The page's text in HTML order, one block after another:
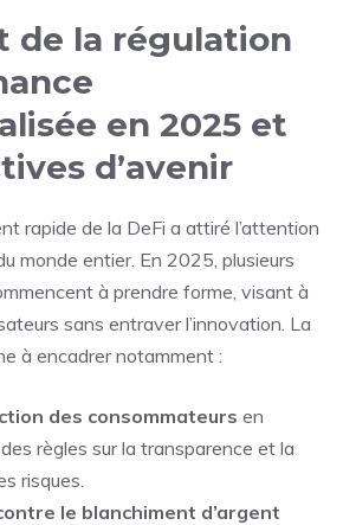
de la régulation
en 2025 et
d’avenir
rapide de la DeFi a attiré l’attention
monde entier. En 2025, plusieurs
à prendre forme, visant à
sans entraver l’innovation. La
à encadrer notamment :
des consommateurs en
règles sur la transparence et la
risques.
le blanchiment d’argent